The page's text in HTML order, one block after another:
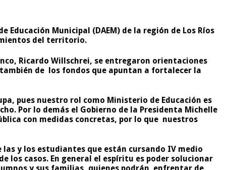
Municipal (DAEM) de la región de Los Ríos
del territorio.
Ricardo Willschrei, se entregaron orientaciones
de los fondos que apuntan a fortalecer la
pues nuestro rol como Ministerio de Educación es
Por lo demás el Gobierno de la Presidenta Michelle
con medidas concretas, por lo que nuestros
y los estudiantes que están cursando IV medio
los casos. En general el espíritu es poder solucionar